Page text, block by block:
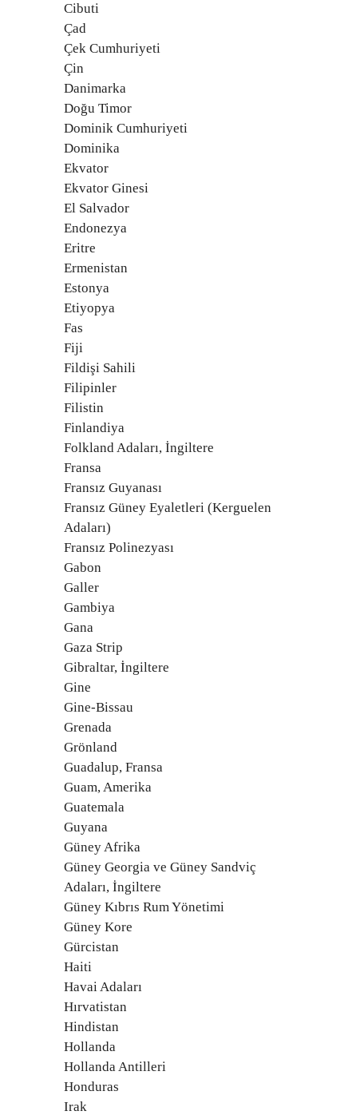
Cibuti
Çad
Çek Cumhuriyeti
Çin
Danimarka
Doğu Timor
Dominik Cumhuriyeti
Dominika
Ekvator
Ekvator Ginesi
El Salvador
Endonezya
Eritre
Ermenistan
Estonya
Etiyopya
Fas
Fiji
Fildişi Sahili
Filipinler
Filistin
Finlandiya
Folkland Adaları, İngiltere
Fransa
Fransız Guyanası
Fransız Güney Eyaletleri (Kerguelen
Adaları)
Fransız Polinezyası
Gabon
Galler
Gambiya
Gana
Gaza Strip
Gibraltar, İngiltere
Gine
Gine-Bissau
Grenada
Grönland
Guadalup, Fransa
Guam, Amerika
Guatemala
Guyana
Güney Afrika
Güney Georgia ve Güney Sandviç
Adaları, İngiltere
Güney Kıbrıs Rum Yönetimi
Güney Kore
Gürcistan
Haiti
Havai Adaları
Hırvatistan
Hindistan
Hollanda
Hollanda Antilleri
Honduras
Irak